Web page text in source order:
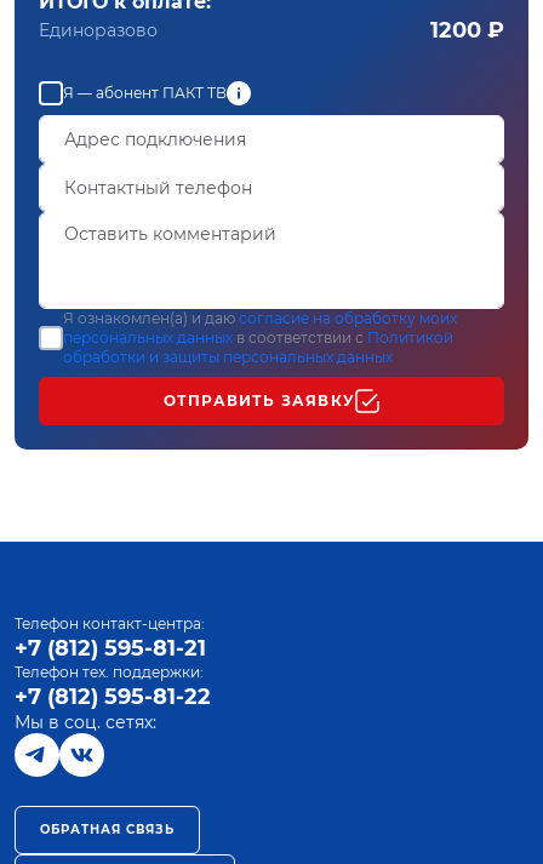
Единоразово 1200 ₽
Я — абонент ПАКТ ТВ
Я ознакомлен(а) и даю согласие на обработку моих
персональных данных в соответствии с Политикой
обработки и защиты персональных данных
ОТПРАВИТЬ ЗАЯВКУ
Телефон контакт-центра:
+7 (812) 595-81-21
Телефон тех. поддержки:
+7 (812) 595-81-22
Мы в соц. сетях:
ОБРАТНАЯ СВЯЗЬ